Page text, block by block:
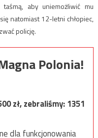
aby uniemożliwić mu
natomiast 12-letni chłopiec,
policję.
Polonia!
zł, zebraliśmy:1351
dla funkcjonowania